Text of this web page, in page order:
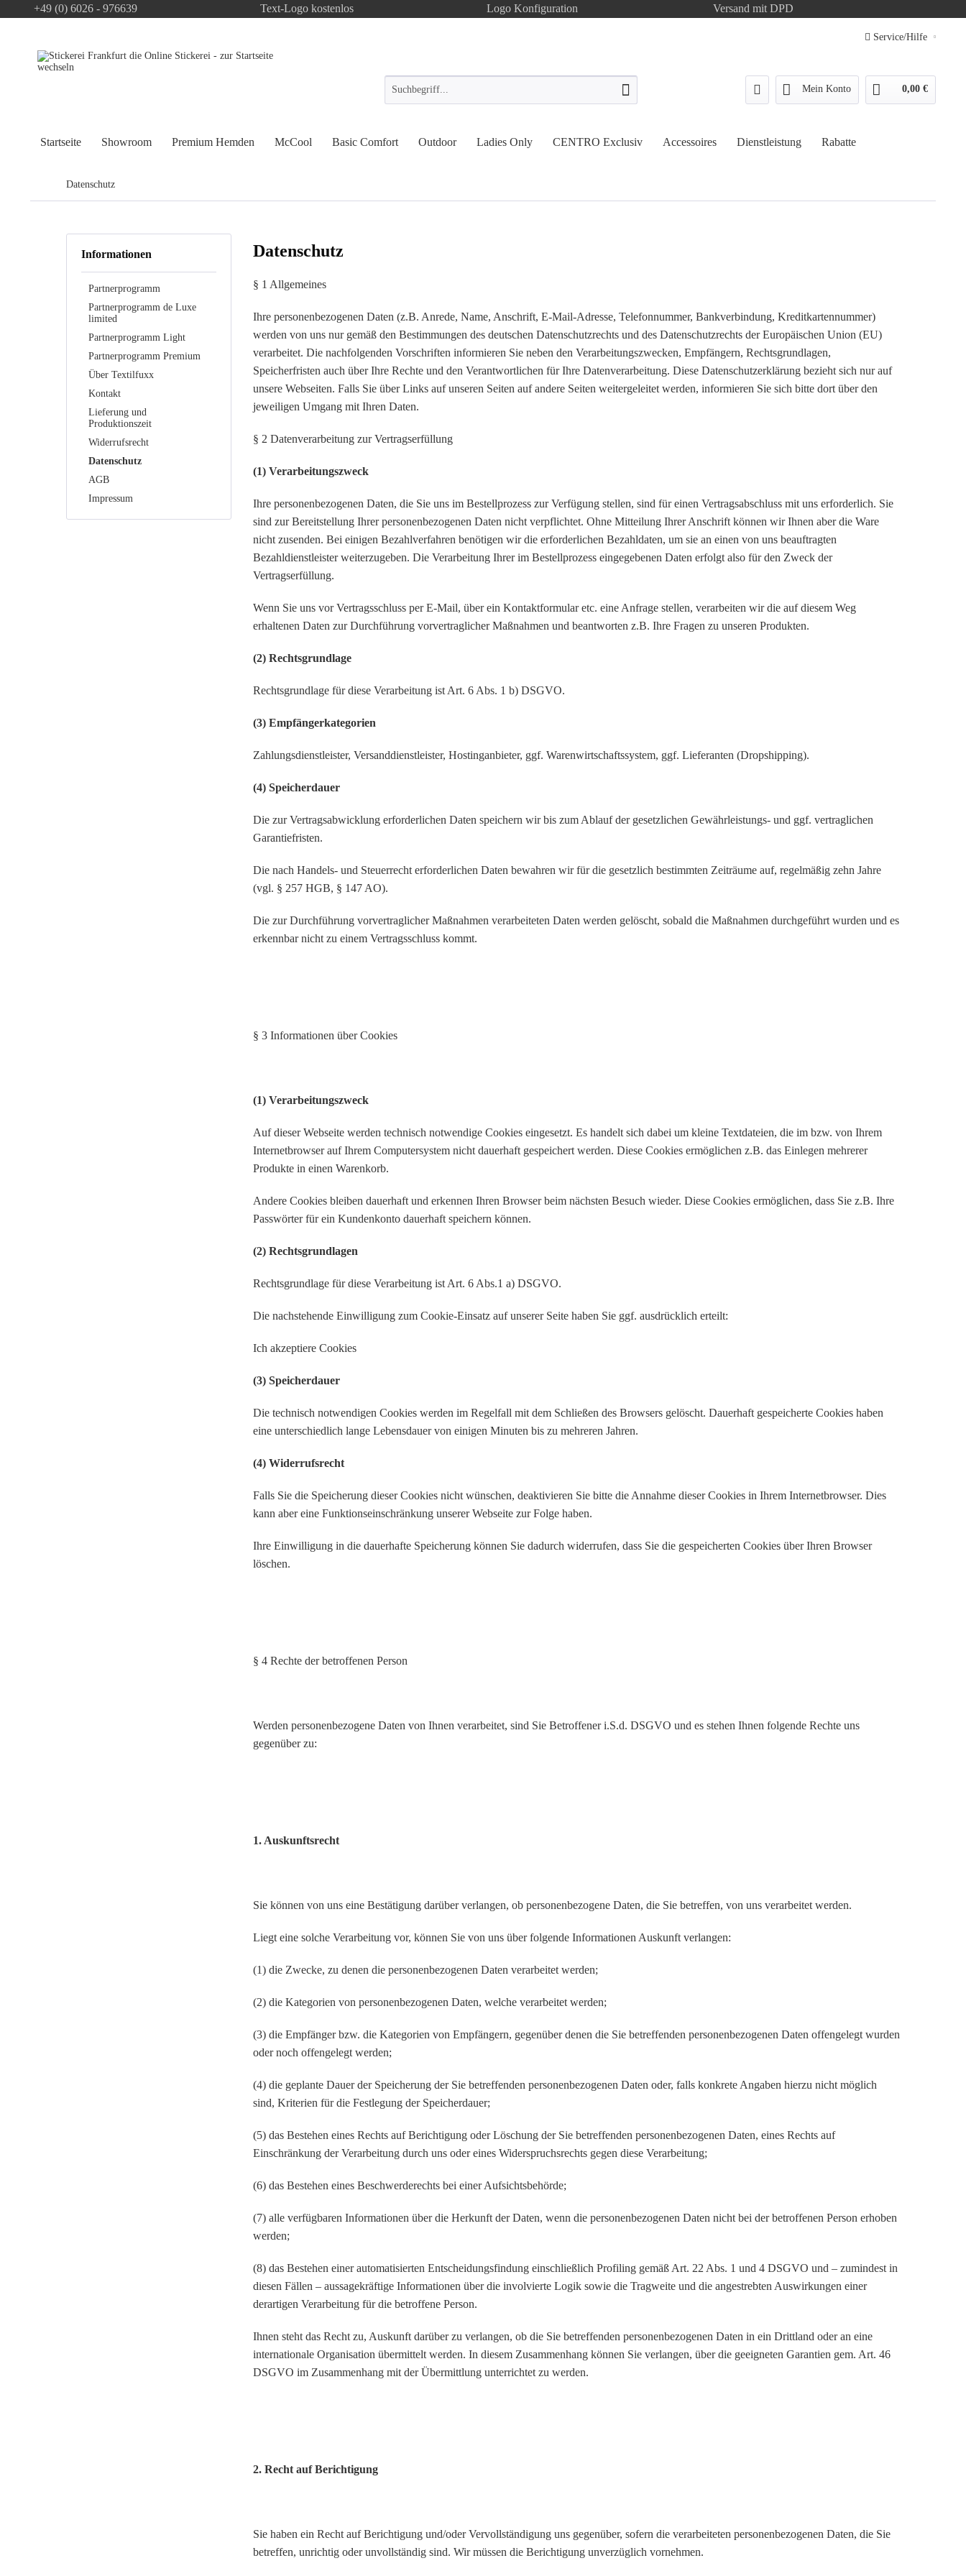
+49 (0) 6026 - 976639 Text-Logo kostenlos Logo Konfiguration Versand mit DPD
Service/Hilfe
Mein Konto 0,00 €
Startseite Showroom Premium Hemden McCool Basic Comfort Outdoor Ladies Only CENTRO Exclusiv Accessoires Dienstleistung Rabatte
Datenschutz
Informationen
Partnerprogramm
Partnerprogramm de Luxe
limited
Partnerprogramm Light
Partnerprogramm Premium
Über Textilfuxx
Kontakt
Lieferung und
Produktionszeit
Widerrufsrecht
Datenschutz
AGB
Impressum
Datenschutz
§ 1 Allgemeines
Ihre personenbezogenen Daten (z.B. Anrede, Name, Anschrift, E-Mail-Adresse, Telefonnummer, Bankverbindung, Kreditkartennummer)
werden von uns nur gemäß den Bestimmungen des deutschen Datenschutzrechts und des Datenschutzrechts der Europäischen Union (EU)
verarbeitet. Die nachfolgenden Vorschriften informieren Sie neben den Verarbeitungszwecken, Empfängern, Rechtsgrundlagen,
Speicherfristen auch über Ihre Rechte und den Verantwortlichen für Ihre Datenverarbeitung. Diese Datenschutzerklärung bezieht sich nur auf
unsere Webseiten. Falls Sie über Links auf unseren Seiten auf andere Seiten weitergeleitet werden, informieren Sie sich bitte dort über den
jeweiligen Umgang mit Ihren Daten.
§ 2 Datenverarbeitung zur Vertragserfüllung
(1) Verarbeitungszweck
Ihre personenbezogenen Daten, die Sie uns im Bestellprozess zur Verfügung stellen, sind für einen Vertragsabschluss mit uns erforderlich. Sie
sind zur Bereitstellung Ihrer personenbezogenen Daten nicht verpflichtet. Ohne Mitteilung Ihrer Anschrift können wir Ihnen aber die Ware
nicht zusenden. Bei einigen Bezahlverfahren benötigen wir die erforderlichen Bezahldaten, um sie an einen von uns beauftragten
Bezahldienstleister weiterzugeben. Die Verarbeitung Ihrer im Bestellprozess eingegebenen Daten erfolgt also für den Zweck der
Vertragserfüllung.
Wenn Sie uns vor Vertragsschluss per E-Mail, über ein Kontaktformular etc. eine Anfrage stellen, verarbeiten wir die auf diesem Weg
erhaltenen Daten zur Durchführung vorvertraglicher Maßnahmen und beantworten z.B. Ihre Fragen zu unseren Produkten.
(2) Rechtsgrundlage
Rechtsgrundlage für diese Verarbeitung ist Art. 6 Abs. 1 b) DSGVO.
(3) Empfängerkategorien
Zahlungsdienstleister, Versanddienstleister, Hostinganbieter, ggf. Warenwirtschaftssystem, ggf. Lieferanten (Dropshipping).
(4) Speicherdauer
Die zur Vertragsabwicklung erforderlichen Daten speichern wir bis zum Ablauf der gesetzlichen Gewährleistungs- und ggf. vertraglichen
Garantiefristen.
Die nach Handels- und Steuerrecht erforderlichen Daten bewahren wir für die gesetzlich bestimmten Zeiträume auf, regelmäßig zehn Jahre
(vgl. § 257 HGB, § 147 AO).
Die zur Durchführung vorvertraglicher Maßnahmen verarbeiteten Daten werden gelöscht, sobald die Maßnahmen durchgeführt wurden und es
erkennbar nicht zu einem Vertragsschluss kommt.
§ 3 Informationen über Cookies
(1) Verarbeitungszweck
Auf dieser Webseite werden technisch notwendige Cookies eingesetzt. Es handelt sich dabei um kleine Textdateien, die im bzw. von Ihrem
Internetbrowser auf Ihrem Computersystem nicht dauerhaft gespeichert werden. Diese Cookies ermöglichen z.B. das Einlegen mehrerer
Produkte in einen Warenkorb.
Andere Cookies bleiben dauerhaft und erkennen Ihren Browser beim nächsten Besuch wieder. Diese Cookies ermöglichen, dass Sie z.B. Ihre
Passwörter für ein Kundenkonto dauerhaft speichern können.
(2) Rechtsgrundlagen
Rechtsgrundlage für diese Verarbeitung ist Art. 6 Abs.1 a) DSGVO.
Die nachstehende Einwilligung zum Cookie-Einsatz auf unserer Seite haben Sie ggf. ausdrücklich erteilt:
Ich akzeptiere Cookies
(3) Speicherdauer
Die technisch notwendigen Cookies werden im Regelfall mit dem Schließen des Browsers gelöscht. Dauerhaft gespeicherte Cookies haben
eine unterschiedlich lange Lebensdauer von einigen Minuten bis zu mehreren Jahren.
(4) Widerrufsrecht
Falls Sie die Speicherung dieser Cookies nicht wünschen, deaktivieren Sie bitte die Annahme dieser Cookies in Ihrem Internetbrowser. Dies
kann aber eine Funktionseinschränkung unserer Webseite zur Folge haben.
Ihre Einwilligung in die dauerhafte Speicherung können Sie dadurch widerrufen, dass Sie die gespeicherten Cookies über Ihren Browser
löschen.
§ 4 Rechte der betroffenen Person
Werden personenbezogene Daten von Ihnen verarbeitet, sind Sie Betroffener i.S.d. DSGVO und es stehen Ihnen folgende Rechte uns
gegenüber zu:
1. Auskunftsrecht
Sie können von uns eine Bestätigung darüber verlangen, ob personenbezogene Daten, die Sie betreffen, von uns verarbeitet werden.
Liegt eine solche Verarbeitung vor, können Sie von uns über folgende Informationen Auskunft verlangen:
(1) die Zwecke, zu denen die personenbezogenen Daten verarbeitet werden;
(2) die Kategorien von personenbezogenen Daten, welche verarbeitet werden;
(3) die Empfänger bzw. die Kategorien von Empfängern, gegenüber denen die Sie betreffenden personenbezogenen Daten offengelegt wurden
oder noch offengelegt werden;
(4) die geplante Dauer der Speicherung der Sie betreffenden personenbezogenen Daten oder, falls konkrete Angaben hierzu nicht möglich
sind, Kriterien für die Festlegung der Speicherdauer;
(5) das Bestehen eines Rechts auf Berichtigung oder Löschung der Sie betreffenden personenbezogenen Daten, eines Rechts auf
Einschränkung der Verarbeitung durch uns oder eines Widerspruchsrechts gegen diese Verarbeitung;
(6) das Bestehen eines Beschwerderechts bei einer Aufsichtsbehörde;
(7) alle verfügbaren Informationen über die Herkunft der Daten, wenn die personenbezogenen Daten nicht bei der betroffenen Person erhoben
werden;
(8) das Bestehen einer automatisierten Entscheidungsfindung einschließlich Profiling gemäß Art. 22 Abs. 1 und 4 DSGVO und – zumindest in
diesen Fällen – aussagekräftige Informationen über die involvierte Logik sowie die Tragweite und die angestrebten Auswirkungen einer
derartigen Verarbeitung für die betroffene Person.
Ihnen steht das Recht zu, Auskunft darüber zu verlangen, ob die Sie betreffenden personenbezogenen Daten in ein Drittland oder an eine
internationale Organisation übermittelt werden. In diesem Zusammenhang können Sie verlangen, über die geeigneten Garantien gem. Art. 46
DSGVO im Zusammenhang mit der Übermittlung unterrichtet zu werden.
2. Recht auf Berichtigung
Sie haben ein Recht auf Berichtigung und/oder Vervollständigung uns gegenüber, sofern die verarbeiteten personenbezogenen Daten, die Sie
betreffen, unrichtig oder unvollständig sind. Wir müssen die Berichtigung unverzüglich vornehmen.